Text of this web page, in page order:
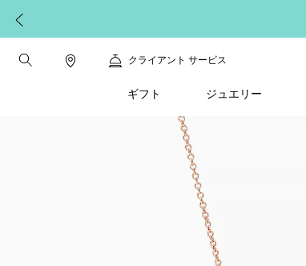
クライアント サービス
ギフト ジュエリー